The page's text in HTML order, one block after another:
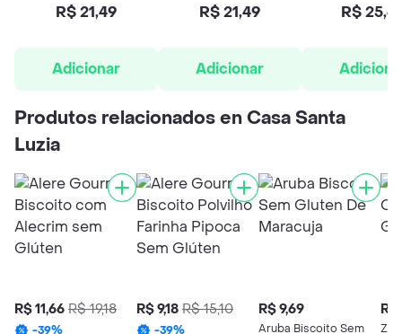
R$ 21,49
Adicionar
R$ 21,49
Adicionar
R$
Produtos relacionados en Casa Santa
Luzia
R$ 11,66 R$ 19,18
-39%
R$ 9,18 R$ 15,10
-39%
R$ 9,69
Aruba Biscoito Sem